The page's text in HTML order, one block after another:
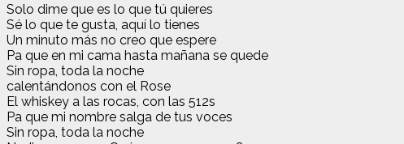
Solo dime que es lo que tú quieres
Sé lo que te gusta, aquí lo tienes
Un minuto más no creo que espere
Pa que en mi cama hasta mañana se quede
Sin ropa, toda la noche
calentándonos con el Rose
El whiskey a las rocas, con las 512s
Pa que mi nombre salga de tus voces
Sin ropa, toda la noche